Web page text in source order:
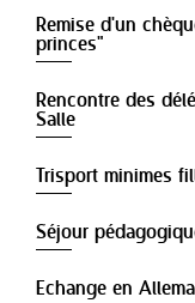
Remise d'un
princes"
Rencontre des
Salle
Trisport minimes
Séjour
Echange en